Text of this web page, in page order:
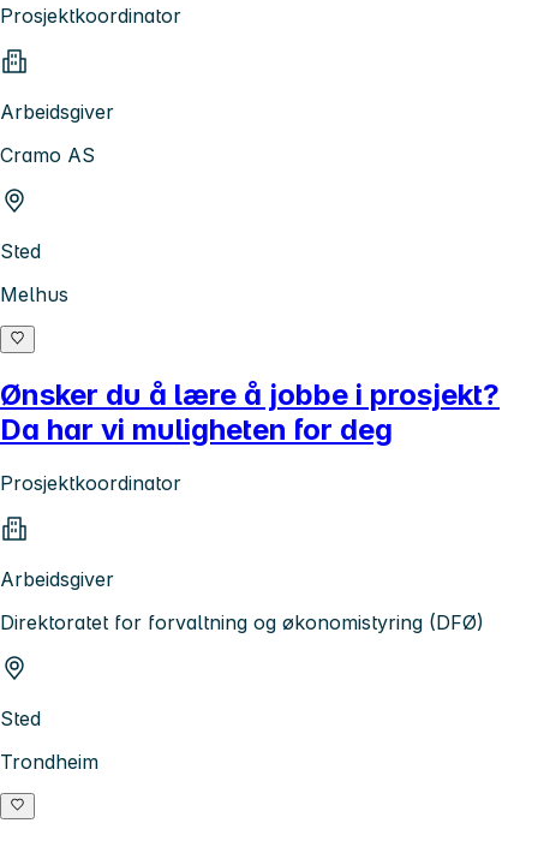
Prosjektkoordinator
Arbeidsgiver
Cramo AS
Sted
Melhus
Ønsker du å lære å jobbe i prosjekt?
Da har vi muligheten for deg
Prosjektkoordinator
Arbeidsgiver
Direktoratet for forvaltning og økonomistyring (DFØ)
Sted
Trondheim